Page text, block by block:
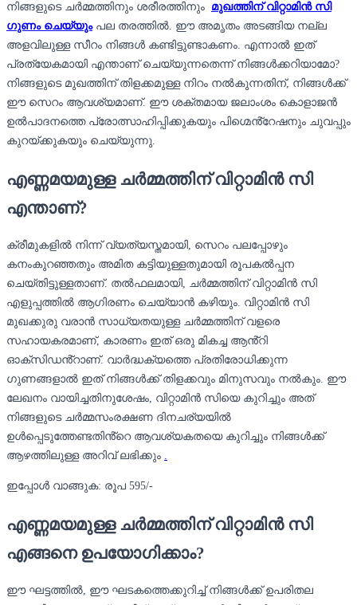
നിങ്ങളുടെ ചർമ്മത്തിനും ശരീരത്തിനും മുഖത്തിന് വിറ്റാമിൻ സി
ഗുണം ചെയ്യും പല തരത്തിൽ. ഈ അമൃതം അടങ്ങിയ നല്ല
അളവിലുള്ള സീറം നിങ്ങൾ കണ്ടിട്ടുണ്ടാകണം. എന്നാൽ ഇത്
പ്രത്യേകമായി എന്താണ് ചെയ്യുന്നതെന്ന് നിങ്ങൾക്കറിയാമോ?
നിങ്ങളുടെ മുഖത്തിന് തിളക്കമുള്ള നിറം നൽകുന്നതിന്, നിങ്ങൾക്ക്
ഈ സെറം ആവശ്യമാണ്. ഈ ശക്തമായ ജലാംശം കൊളാജൻ
ഉൽപാദനത്തെ പ്രോത്സാഹിപ്പിക്കുകയും പിഗ്മെൻ്റേഷനും ചുവപ്പും
കുറയ്ക്കുകയും ചെയ്യുന്നു.
എണ്ണമയമുള്ള ചർമ്മത്തിന് വിറ്റാമിൻ സി
എന്താണ്?
ക്രീമുകളിൽ നിന്ന് വ്യത്യസ്തമായി, സെറം പലപ്പോഴും
കനംകുറഞ്ഞതും അമിത കട്ടിയുള്ളതുമായി രൂപകൽപ്പന
ചെയ്തിട്ടുള്ളതാണ്. തൽഫലമായി, ചർമ്മത്തിന് വിറ്റാമിൻ സി
എളുപ്പത്തിൽ ആഗിരണം ചെയ്യാൻ കഴിയും. വിറ്റാമിൻ സി
മുഖക്കുരു വരാൻ സാധ്യതയുള്ള ചർമ്മത്തിന് വളരെ
സഹായകരമാണ്, കാരണം ഇത് ഒരു മികച്ച ആൻ്റി
ഓക്‌സിഡൻ്റാണ്. വാർദ്ധക്യത്തെ പ്രതിരോധിക്കുന്ന
ഗുണങ്ങളാൽ ഇത് നിങ്ങൾക്ക് തിളക്കവും മിനുസവും നൽകും. ഈ
ലേഖനം വായിച്ചതിനുശേഷം, വിറ്റാമിൻ സിയെ കുറിച്ചും അത്
നിങ്ങളുടെ ചർമ്മസംരക്ഷണ ദിനചര്യയിൽ
ഉൾപ്പെടുത്തേണ്ടതിൻ്റെ ആവശ്യകതയെ കുറിച്ചും നിങ്ങൾക്ക്
ആഴത്തിലുള്ള അറിവ് ലഭിക്കും .
ഇപ്പോൾ വാങ്ങുക: രൂപ 595/-
എണ്ണമയമുള്ള ചർമ്മത്തിന് വിറ്റാമിൻ സി
എങ്ങനെ ഉപയോഗിക്കാം?
ഈ ഘട്ടത്തിൽ, ഈ ഘടകത്തെക്കുറിച്ച് നിങ്ങൾക്ക് ഉപരിതല